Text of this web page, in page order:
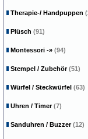
Therapie-/ Handpuppen
Plüsch (91)
Montessori -» (94)
Stempel / Zubehör(51)
Würfel / Steckwürfel (63)
Uhren / Timer(7)
Sanduhren / Buzzer(12)